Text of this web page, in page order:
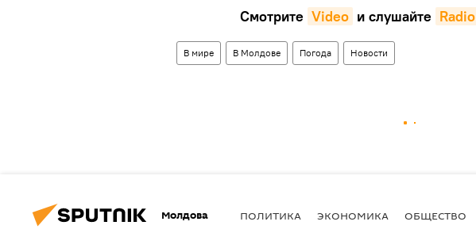
Смотрите Video и слушайте Radio
В мире В Молдове Погода Новости
Молдова ПОЛИТИКА ЭКОНОМИКА ОБЩЕСТВО